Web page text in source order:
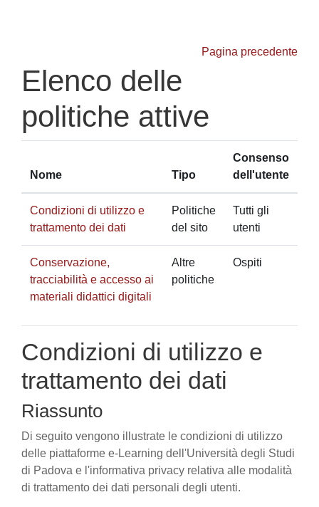
Pagina precedente
Elenco delle
politiche attive
Nome Tipo
Consenso
dell'utente
Condizioni di utilizzo e
trattamento dei dati
Politiche
del sito
Tutti gli
utenti
Conservazione,
tracciabilità e accesso ai
materiali didattici digitali
Altre
politiche
Ospiti
Condizioni di utilizzo e
trattamento dei dati
Riassunto
Di seguito vengono illustrate le condizioni di utilizzo
delle piattaforme e-Learning dell'Università degli Studi
di Padova e l'informativa privacy relativa alle modalità
di trattamento dei dati personali degli utenti.